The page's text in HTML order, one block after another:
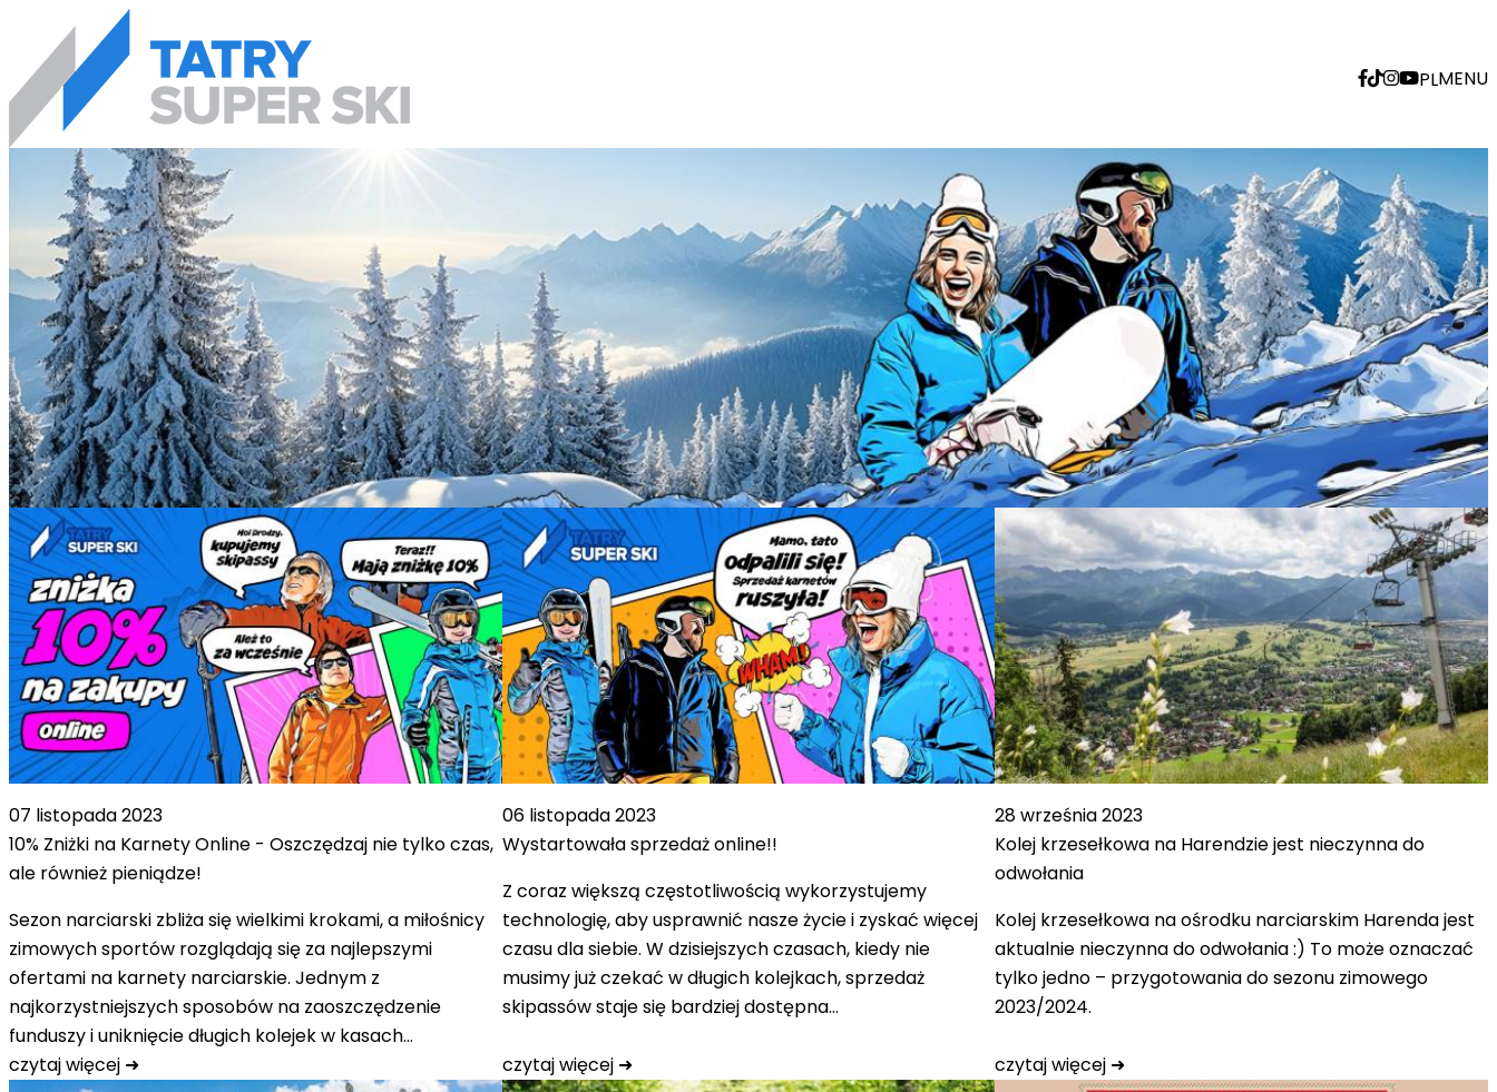
MENU
PL
Aktualności
07 listopada 2023
10% Zniżki na Karnety Online - Oszczędzaj nie tylko czas,
ale również pieniądze!
Sezon narciarski zbliża się wielkimi krokami, a miłośnicy
zimowych sportów rozglądają się za najlepszymi
ofertami na karnety narciarskie. Jednym z
najkorzystniejszych sposobów na zaoszczędzenie
funduszy i uniknięcie długich kolejek w kasach…
czytaj więcej ➜
06 listopada 2023
Wystartowała sprzedaż online!!
Z coraz większą częstotliwością wykorzystujemy
technologię, aby usprawnić nasze życie i zyskać więcej
czasu dla siebie. W dzisiejszych czasach, kiedy nie
musimy już czekać w długich kolejkach, sprzedaż
skipassów staje się bardziej dostępna…
czytaj więcej ➜
28 września 2023
Kolej krzesełkowa na Harendzie jest nieczynna do
odwołania
Kolej krzesełkowa na ośrodku narciarskim Harenda jest
aktualnie nieczynna do odwołania :) To może oznaczać
tylko jedno – przygotowania do sezonu zimowego
2023/2024.
czytaj więcej ➜